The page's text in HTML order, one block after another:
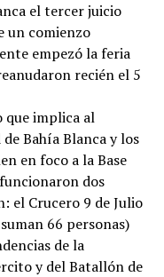
el tercer juicio
un comienzo
empezó la feria
recién el 5
que implica al
Bahía Blanca y los
en foco a la Base
dos
el Crucero 9 de Julio
66 personas)
de la
y del Batallón de